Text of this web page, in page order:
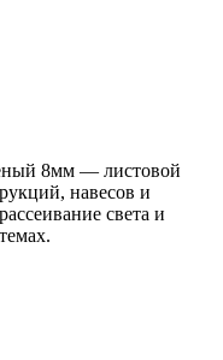
8мм — листовой
навесов и
света и